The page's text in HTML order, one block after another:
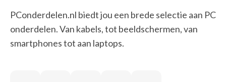
PConderdelen.nl biedt jou een brede selectie aan PC
onderdelen. Van kabels, tot beeldschermen, van
smartphones tot aan laptops.